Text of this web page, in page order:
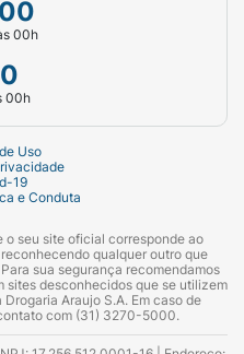
00h
00h
Uso
19
e Conduta
o seu site oficial corresponde ao
qualquer outro que
sua segurança recomendamos
sites desconhecidos que se utilizem
Araujo S.A. Em caso de
com (31) 3270-5000.